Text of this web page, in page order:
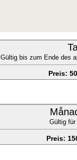
Gültig bis zum Ende des
Preis:
Gültig für
Preis: